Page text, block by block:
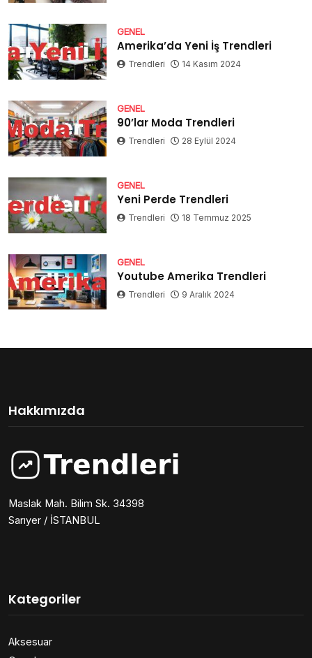
GENEL
Amerika’da Yeni İş Trendleri
Trendleri 14 Kasım 2024
GENEL
90’lar Moda Trendleri
Trendleri 28 Eylül 2024
GENEL
Yeni Perde Trendleri
Trendleri 18 Temmuz 2025
GENEL
Youtube Amerika Trendleri
Trendleri 9 Aralık 2024
Hakkımızda
Maslak Mah. Bilim Sk. 34398
Sarıyer / İSTANBUL
Kategoriler
Aksesuar